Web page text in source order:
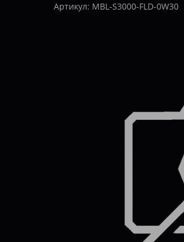
Артикул: MBL-S3000-FLD-0W30